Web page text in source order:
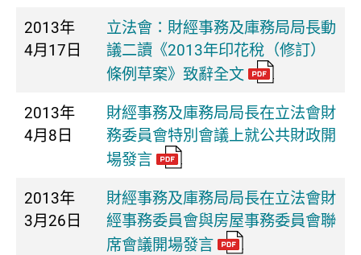
2013年
4月17日
立法會：財經事務及庫務局局長動
議二讀《2013年印花稅（修訂）
條例草案》致辭全文
2013年
4月8日
財經事務及庫務局局長在立法會財
務委員會特別會議上就公共財政開
場發言
2013年
3月26日
財經事務及庫務局局長在立法會財
經事務委員會與房屋事務委員會聯
席會議開場發言